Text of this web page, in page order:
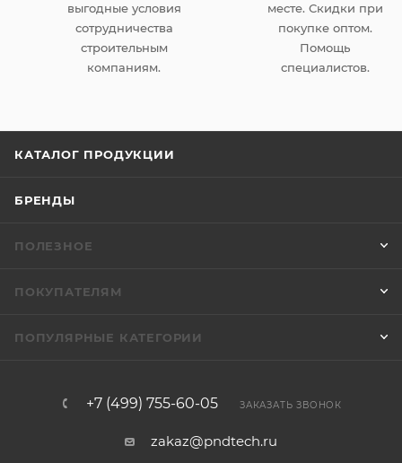
выгодные условия
сотрудничества
строительным
компаниям.
месте. Скидки при
покупке оптом.
Помощь
специалистов.
КАТАЛОГ ПРОДУКЦИИ
БРЕНДЫ
ПОЛЕЗНОЕ
ПОКУПАТЕЛЯМ
ПОПУЛЯРНЫЕ КАТЕГОРИИ
+7 (499) 755-60-05 ЗАКАЗАТЬ ЗВОНОК
zakaz@pndtech.ru